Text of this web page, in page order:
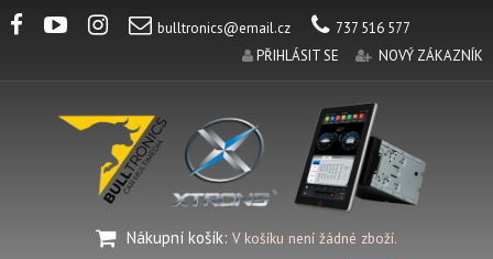
bulltronics@email.cz
737 516 577
PŘIHLÁSIT SE
NOVÝ ZÁKAZNÍK
Nákupní košík: V košíku není žádné zboží.